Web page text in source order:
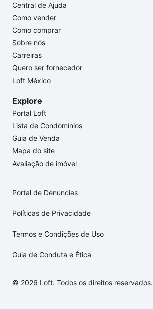
Central de Ajuda
Como vender
Como comprar
Sobre nós
Carreiras
Quero ser fornecedor
Loft México
Explore
Portal Loft
Lista de Condomínios
Guia de Venda
Mapa do site
Avaliação de imóvel
Portal de Denúncias
Políticas de Privacidade
Termos e Condições de Uso
Guia de Conduta e Ética
© 2026 Loft. Todos os direitos reservados.